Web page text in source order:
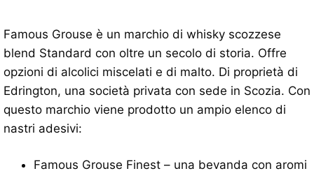
Famous Grouse è un marchio di whisky scozzese
blend Standard con oltre un secolo di storia. Offre
opzioni di alcolici miscelati e di malto. Di proprietà di
Edrington, una società privata con sede in Scozia. Con
questo marchio viene prodotto un ampio elenco di
nastri adesivi:
Famous Grouse Finest – una bevanda con aromi